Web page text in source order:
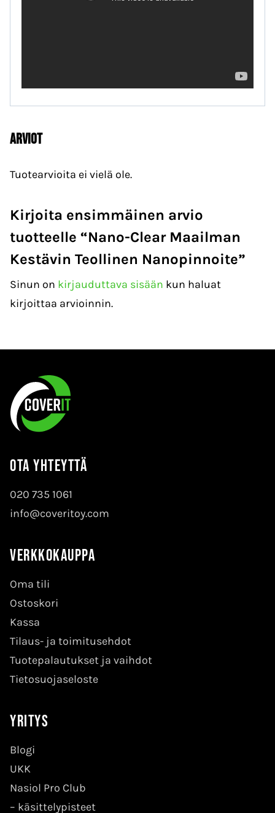
Arviot
Tuotearvioita ei vielä ole.
Kirjoita ensimmäinen arvio
tuotteelle “Nano-Clear Maailman
Kestävin Teollinen Nanopinnoite”
Sinun on kirjauduttava sisään kun haluat
kirjoittaa arvioinnin.
Ota yhteyttä
020 735 1061
info@coveritoy.com
Verkkokauppa
Oma tili
Ostoskori
Kassa
Tilaus- ja toimitusehdot
Tuotepalautukset ja vaihdot
Tietosuojaseloste
Yritys
Blogi
UKK
Nasiol Pro Club
– käsittelypisteet